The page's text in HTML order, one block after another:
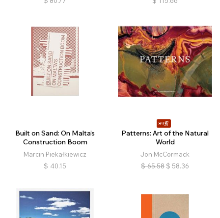
Built on Sand: On Malta’s
Construction Boom
Marcin Piekałkiewicz
$ 40.15
89折
Patterns: Art of the Natural
World
Jon McCormack
$ 65.58 $ 58.36